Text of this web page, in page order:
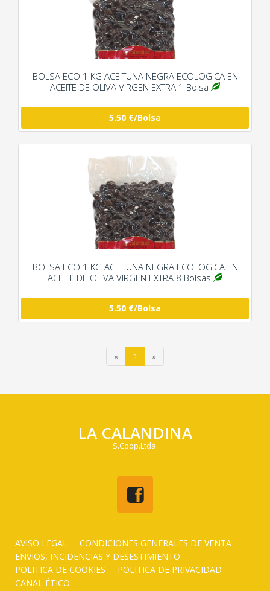
BOLSA ECO 1 KG ACEITUNA NEGRA ECOLOGICA EN
ACEITE DE OLIVA VIRGEN EXTRA 1 Bolsa
5.50 €/Bolsa
BOLSA ECO 1 KG ACEITUNA NEGRA ECOLOGICA EN
ACEITE DE OLIVA VIRGEN EXTRA 8 Bolsas
5.50 €/Bolsa
« 1 »
LA CALANDINA
S.Coop.Ltda.
AVISO LEGAL
CONDICIONES GENERALES DE VENTA
ENVIOS, INCIDENCIAS Y DESESTIMIENTO
POLITICA DE COOKIES
POLITICA DE PRIVACIDAD
CANAL ÉTICO